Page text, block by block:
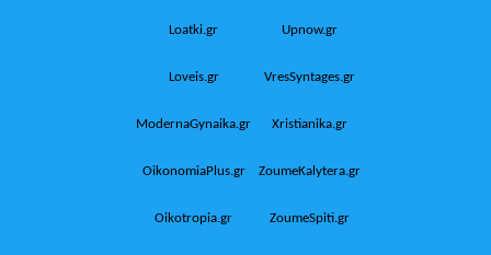
Loatki.gr Upnow.gr
Loveis.gr VresSyntages.gr
ModernaGynaika.gr Xristianika.gr
OikonomiaPlus.gr ZoumeKalytera.gr
Oikotropia.gr ZoumeSpiti.gr